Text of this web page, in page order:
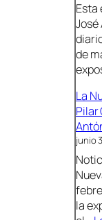
Esta
José
de
La
Pilar
junio
la